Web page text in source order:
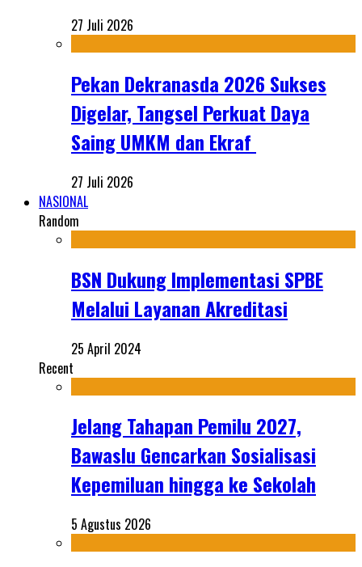
27 Juli 2026
Pekan Dekranasda 2026 Sukses
Digelar, Tangsel Perkuat Daya
Saing UMKM dan Ekraf
27 Juli 2026
NASIONAL
Random
BSN Dukung Implementasi SPBE
Melalui Layanan Akreditasi
25 April 2024
Recent
Jelang Tahapan Pemilu 2027,
Bawaslu Gencarkan Sosialisasi
Kepemiluan hingga ke Sekolah
5 Agustus 2026